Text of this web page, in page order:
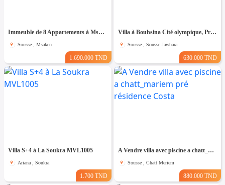
Immeuble de 8 Appartements à Msaken Nouvelle Construction
Sousse , Msaken
1.690.000 TND
Villa à Bouhsina Cité olympique, Proche de toutes Commodités
Sousse , Sousse Jawhara
630.000 TND
Villa S+4 à La Soukra MVL1005
Ariana , Soukra
1.700 TND
A Vendre villa avec piscine a chatt_mariem pré résidence Costa
Sousse , Chatt Meriem
880.000 TND